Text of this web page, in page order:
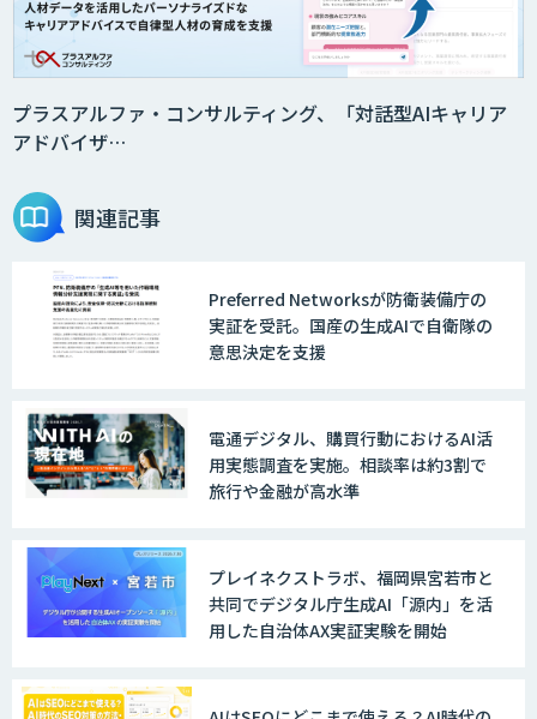
2層ナレッジ×AIで顧客コミュニケーシ
ョンを効率化「ZEROCK」
戦略策定から実装まで一気通貫のAIエー
ジェント開発
WARP NEXT
LINE WORKS AiNote
Explaza 生成AI Partner｜AIエージェン
プラスアルファ・コンサルティング、「対話型AIキャリア
アドバイザ…
関連記事
Preferred Networksが防衛装備庁の
実証を受託。国産の生成AIで自衛隊の
意思決定を支援
電通デジタル、購買行動におけるAI活
用実態調査を実施。相談率は約3割で
旅行や金融が高水準
プレイネクストラボ、福岡県宮若市と
共同でデジタル庁生成AI「源内」を活
用した自治体AX実証実験を開始